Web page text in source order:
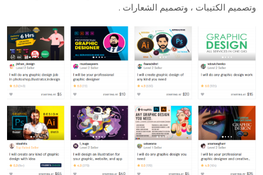
وتصميم الكتيبات ، وتصميم الشعارات .